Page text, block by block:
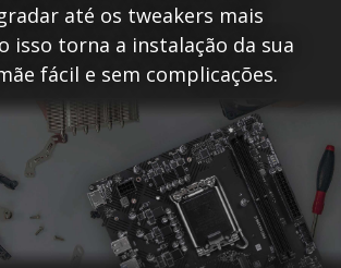
até os tweakers mais
isso torna a instalação da sua
fácil e sem complicações.